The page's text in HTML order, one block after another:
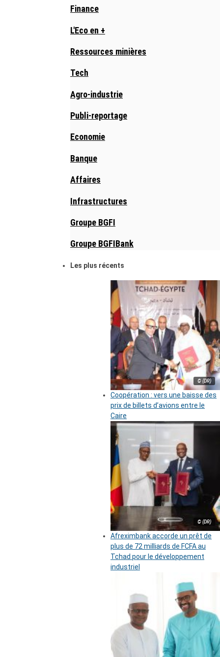
Finance
L'Eco en +
Ressources minières
Tech
Agro-industrie
Publi-reportage
Economie
Banque
Affaires
Infrastructures
Groupe BGFI
Groupe BGFIBank
Les plus récents
© (DR)
Coopération : vers une baisse des
prix de billets d’avions entre le
Caire
© (DR)
Afreximbank accorde un prêt de
plus de 72 milliards de FCFA au
Tchad pour le développement
industriel